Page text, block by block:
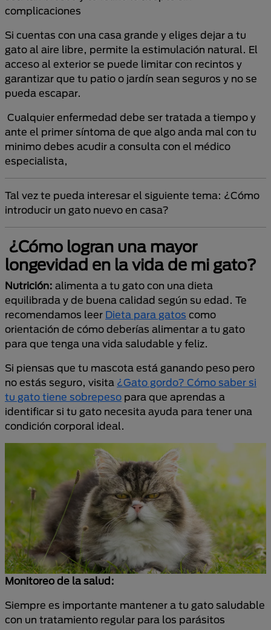
complicaciones
Si cuentas con una casa grande y eliges dejar a tu
gato al aire libre, permite la estimulación natural. El
acceso al exterior se puede limitar con recintos y
garantizar que tu patio o jardín sean seguros y no se
pueda escapar.
Cualquier enfermedad debe ser tratada a tiempo y
ante el primer síntoma de que algo anda mal con tu
minimo debes acudir a consulta con el médico
especialista,
Tal vez te pueda interesar el siguiente tema: ¿Cómo
introducir un gato nuevo en casa?
¿Cómo logran una mayor
longevidad en la vida de mi gato?
Nutrición: alimenta a tu gato con una dieta
equilibrada y de buena calidad según su edad. Te
recomendamos leer Dieta para gatos como
orientación de cómo deberías alimentar a tu gato
para que tenga una vida saludable y feliz.
Si piensas que tu mascota está ganando peso pero
no estás seguro, visita ¿Gato gordo? Cómo saber si
tu gato tiene sobrepeso para que aprendas a
identificar si tu gato necesita ayuda para tener una
condición corporal ideal.
Monitoreo de la salud:
Siempre es importante mantener a tu gato saludable
con un tratamiento regular para los parásitos